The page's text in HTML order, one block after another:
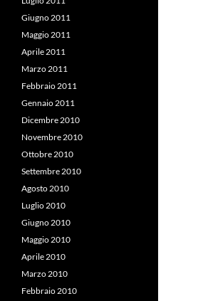
Giugno 2011
Maggio 2011
Aprile 2011
Marzo 2011
Febbraio 2011
Gennaio 2011
Dicembre 2010
Novembre 2010
Ottobre 2010
Settembre 2010
Agosto 2010
Luglio 2010
Giugno 2010
Maggio 2010
Aprile 2010
Marzo 2010
Febbraio 2010